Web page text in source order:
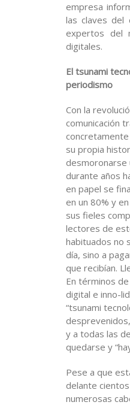
empresa
las claves del
expertos del
digitales.
El tsunami
periodismo
Con la
comunicación
su propia
desmoronarse
durante años
en papel se
en un 80% y
sus fieles
lectores de
habituados no
día, sino a
que recibían.
En términos
digital e inno-
“tsunami
y a todas las
quedarse y
Pese a que
delante
numerosas